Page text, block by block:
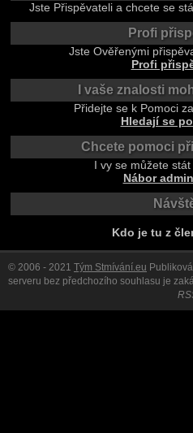
Jste Přispěvateli a chcete se
Profi
Jste Ověřenými
Profi
I vaše znalosti
Přidejte se k Pomoci
Hledají se
Chcete pomoci
I vy se můžete
Nábor
Kdo je tu z
© 2006 - 2021 Tým Stmívání.eu
serveru bez předchozího souhlasu je